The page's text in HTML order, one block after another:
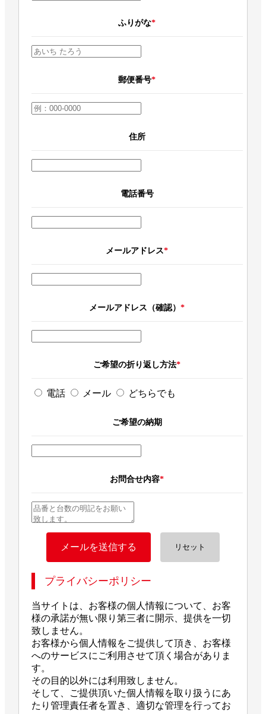
ふりがな*
郵便番号*
住所
電話番号
メールアドレス*
メールアドレス（確認）*
ご希望の折り返し方法*
電話 メール どちらでも
ご希望の納期
お問合せ内容*
プライバシーポリシー
当サイトは、お客様の個人情報について、お客
様の承諾が無い限り第三者に開示、提供を一切
致しません。
お客様から個人情報をご提供して頂き、お客様
へのサービスにご利用させて頂く場合がありま
す。
その目的以外には利用致しません。
そして、ご提供頂いた個人情報を取り扱うにあ
たり管理責任者を置き、適切な管理を行ってお